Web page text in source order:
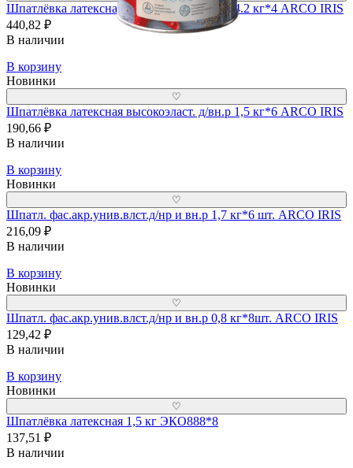
Шпатлёвка латексная высокоэласт. д/вн.р 4.2 кг*4 ARCO IRIS
440,82 ₽
В наличии
В корзину
Новинки
♡
Шпатлёвка латексная высокоэласт. д/вн.р 1,5 кг*6 ARCO IRIS
190,66 ₽
В наличии
В корзину
Новинки
♡
Шпатл. фас.акр.унив.влст.д/нр и вн.р 1,7 кг*6 шт. ARCO IRIS
216,09 ₽
В наличии
В корзину
Новинки
♡
Шпатл. фас.акр.унив.влст.д/нр и вн.р 0,8 кг*8шт. ARCO IRIS
129,42 ₽
В наличии
В корзину
Новинки
♡
Шпатлёвка латексная 1,5 кг ЭКО888*8
137,51 ₽
В наличии